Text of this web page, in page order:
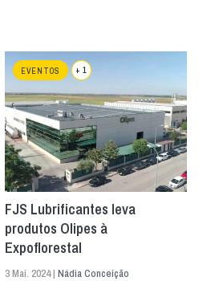
EVENTOS + 1
FJS Lubrificantes leva
produtos Olipes à
Expoflorestal
3 Mai. 2024 |Nádia Conceição